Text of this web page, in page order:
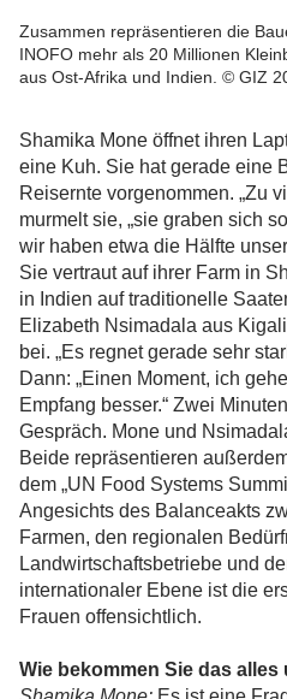
Zusammen repräsentieren die
INOFO mehr als 20 Millionen
aus Ost-Afrika und Indien. © GIZ
Shamika Mone öffnet ihren
eine Kuh. Sie hat gerade eine
Reisernte vorgenommen. „Zu
murmelt sie, „sie graben sich
wir haben etwa die Hälfte
Sie vertraut auf ihrer Farm in
in Indien auf traditionelle
Elizabeth Nsimadala aus
bei. „Es regnet gerade sehr
Dann: „Einen Moment, ich
Empfang besser.“ Zwei
Gespräch. Mone und
Beide repräsentieren
dem „UN Food Systems
Angesichts des Balanceakts
Farmen, den regionalen
Landwirtschaftsbetriebe und
internationaler Ebene ist die
Frauen offensichtlich.
Wie bekommen Sie das alles